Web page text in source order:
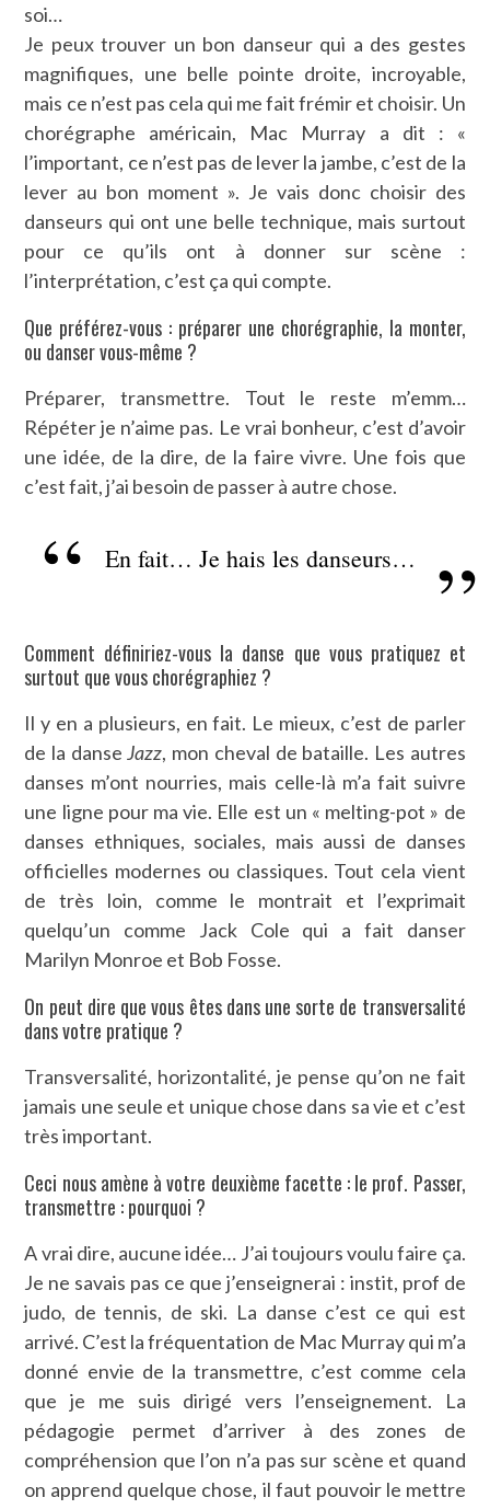
soi…
Je peux trouver un bon danseur qui a des gestes
magnifiques, une belle pointe droite, incroyable,
mais ce n’est pas cela qui me fait frémir et choisir. Un
chorégraphe américain, Mac Murray a dit : «
l’important, ce n’est pas de lever la jambe, c’est de la
lever au bon moment ». Je vais donc choisir des
danseurs qui ont une belle technique, mais surtout
pour ce qu’ils ont à donner sur scène :
l’interprétation, c’est ça qui compte.
Que préférez-vous : préparer une chorégraphie, la monter,
ou danser vous-même ?
Préparer, transmettre. Tout le reste m’emm…
Répéter je n’aime pas. Le vrai bonheur, c’est d’avoir
une idée, de la dire, de la faire vivre. Une fois que
c’est fait, j’ai besoin de passer à autre chose.
En fait… Je hais les danseurs…
Comment définiriez-vous la danse que vous pratiquez et
surtout que vous chorégraphiez ?
Il y en a plusieurs, en fait. Le mieux, c’est de parler
de la danseJazz, mon cheval de bataille. Les autres
danses m’ont nourries, mais celle-là m’a fait suivre
une ligne pour ma vie. Elle est un « melting-pot » de
danses ethniques, sociales, mais aussi de danses
officielles modernes ou classiques. Tout cela vient
de très loin, comme le montrait et l’exprimait
quelqu’un comme Jack Cole qui a fait danser
Marilyn Monroe et Bob Fosse.
On peut dire que vous êtes dans une sorte de transversalité
dans votre pratique ?
Transversalité, horizontalité, je pense qu’on ne fait
jamais une seule et unique chose dans sa vie et c’est
très important.
Ceci nous amène à votre deuxième facette : le prof. Passer,
transmettre : pourquoi ?
A vrai dire, aucune idée… J’ai toujours voulu faire ça.
Je ne savais pas ce que j’enseignerai : instit, prof de
judo, de tennis, de ski. La danse c’est ce qui est
arrivé. C’est la fréquentation de Mac Murray qui m’a
donné envie de la transmettre, c’est comme cela
que je me suis dirigé vers l’enseignement. La
pédagogie permet d’arriver à des zones de
compréhension que l’on n’a pas sur scène et quand
on apprend quelque chose, il faut pouvoir le mettre